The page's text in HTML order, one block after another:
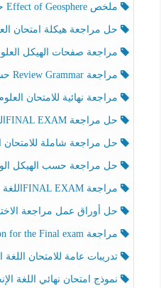
ملخص Effect of Geosphere حسب الهيكل الوزاري العلوم المتكاملة الصف الخامس انسبير الفصل الثالث
حل مراجعة هيكلة امتحان العلوم
مراجعة صفحات الهيكل العلوم
مراجعة Review Grammar حسب الهيكل اللغة الإنجليزية الصف الخامس الفصل الثالث
مراجعة نهائية للامتحان العلوم
حل مراجعة FINAL EXAMاللغة الإنجليزية الصف الخامس الفصل الثالث
حل مراجعة شاملة للامتحان اللغة
حل مراجعة حسب الهيكل الوزاري العلوم
مراجعة FINAL EXAMاللغة الإنجليزية الصف الخامس الفصل الثالث
حل أوراق عمل مراجعة الاختبار النهائي
مراجعة Preparation for the Final exam اللغة الإنجليزية الصف الرابع الفصل الثالث
تدريبات عامة للامتحان اللغة
نموذج امتحان نهائي اللغة